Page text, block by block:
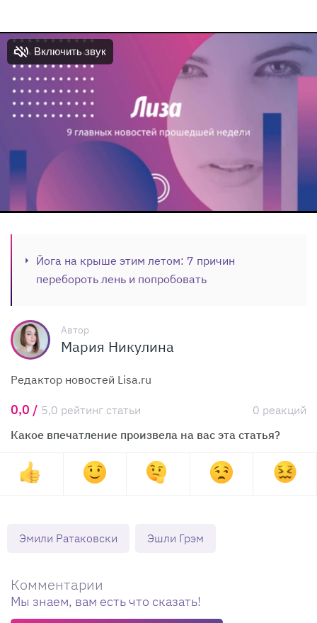
Йога на крыше этим летом: 7 причин
перебороть лень и попробовать
Автор
Мария Никулина
Редактор новостей Lisa.ru
0,0 / 5,0 рейтинг статьи
0 реакций
Какое впечатление произвела на вас эта статья?
Эмили Ратаковски Эшли Грэм
Комментарии
Мы знаем, вам есть что сказать!